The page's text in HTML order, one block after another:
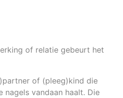
of relatie gebeurt het
of (pleeg)kind die
nagels vandaan haalt. Die